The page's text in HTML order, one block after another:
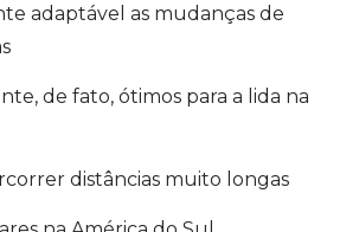
adaptável as mudanças de
de fato, ótimos para a lida na
distâncias muito longas